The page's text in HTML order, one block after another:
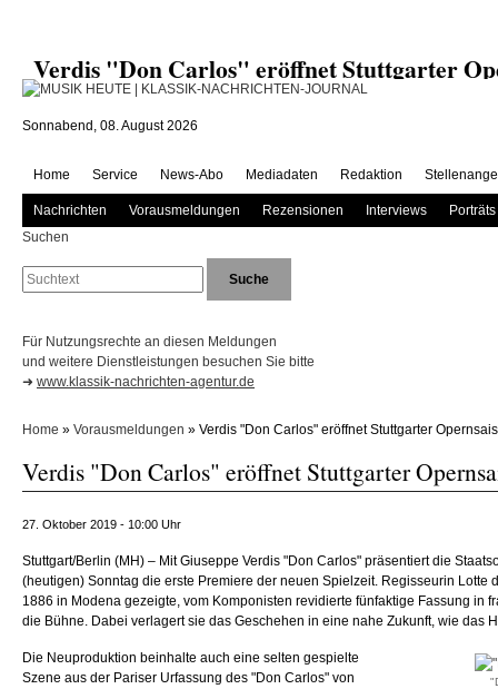
Verdis "Don Carlos" eröffnet Stuttgarter
Sonnabend, 08. August 2026
Home Service News-Abo Mediadaten Redaktion
Nachrichten Vorausmeldungen Rezensionen Interviews
Porträts
Suchen
Für Nutzungsrechte an diesen Meldungen
und weitere Dienstleistungen besuchen Sie bitte
➜ www.klassik-nachrichten-agentur.de
Home » Vorausmeldungen » Verdis "Don Carlos" eröffnet Stuttgarter
Verdis "Don Carlos" eröffnet Stuttgarter
27. Oktober 2019 - 10:00 Uhr
Stuttgart/Berlin (MH) – Mit Giuseppe Verdis "Don Carlos" präsentiert die
(heutigen) Sonntag die erste Premiere der neuen Spielzeit. Regisseurin Lotte
1886 in Modena gezeigte, vom Komponisten revidierte fünfaktige Fassung in
die Bühne. Dabei verlagert sie das Geschehen in eine nahe Zukunft, wie das
Die Neuproduktion beinhalte auch eine selten gespielte
Szene aus der Pariser Urfassung des "Don Carlos" von